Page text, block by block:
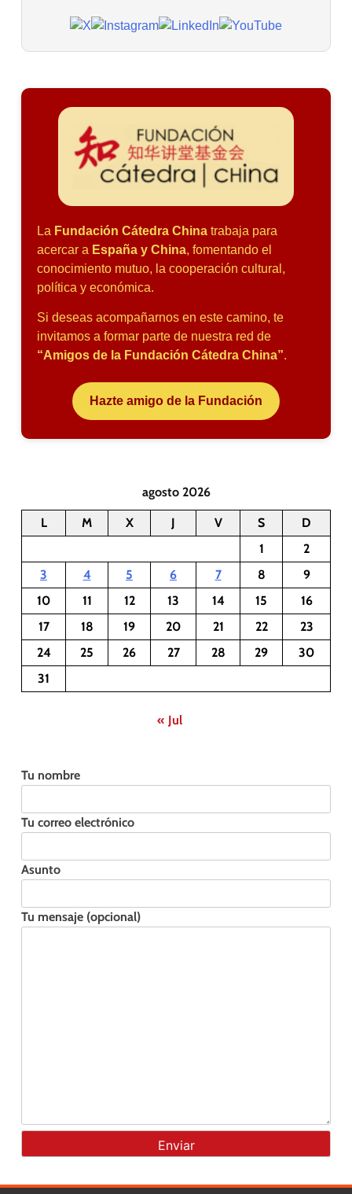
La Fundación Cátedra China trabaja para
acercar a España y China, fomentando el
conocimiento mutuo, la cooperación cultural,
política y económica.
Si deseas acompañarnos en este camino, te
invitamos a formar parte de nuestra red de
“Amigos de la Fundación Cátedra China”.
Hazte amigo de la Fundación
agosto 2026
L M X J V S
D
1
2
3
4 5 6 7 8
9
10
11 12 13 14 15
16
17
18 19 20 21 22
23
24
25 26 27 28 29
30
31
« Jul
Tu nombre
Tu correo electrónico
Asunto
Tu mensaje (opcional)